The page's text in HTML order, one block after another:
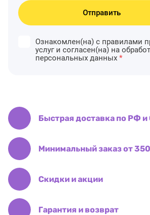
Ознакомлен(на) с правилами
услуг и согласен(на) на
персональных данных *
Отправить
Быстрая доставка по РФ и
Минимальный заказ от
Скидки и акции
Гарантия и возврат